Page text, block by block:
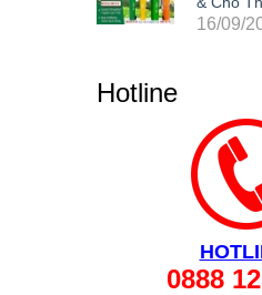
Động
Ninh,
Đồng,
Giang,...
16/09/
Hotline
0888